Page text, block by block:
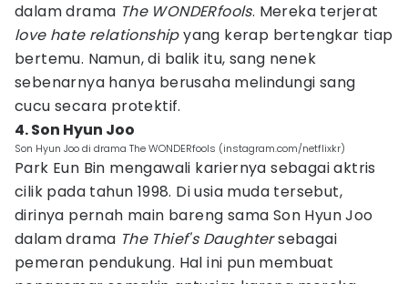
dalam drama The WONDERfools. Mereka terjerat
love hate relationshipyang kerap bertengkar tiap
bertemu. Namun, di balik itu, sang nenek
sebenarnya hanya berusaha melindungi sang
cucu secara protektif.
4. Son Hyun Joo
Son Hyun Joo di drama The WONDERfools (instagram.com/netflixkr)
Park Eun Bin mengawali kariernya sebagai aktris
cilik pada tahun 1998. Di usia muda tersebut,
dirinya pernah main bareng sama Son Hyun Joo
dalam drama The Thief's Daughtersebagai
pemeran pendukung. Hal ini pun membuat